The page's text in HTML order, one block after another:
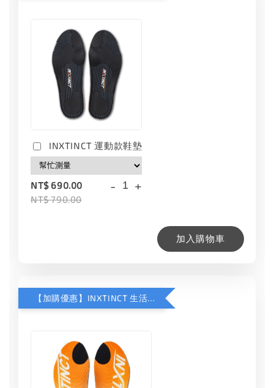
INXTINCT 運動款鞋墊
NT$ 690.00
NT$ 790.00
- +
加入購物車
【加購優惠】INXTINCT 生活日用鞋墊